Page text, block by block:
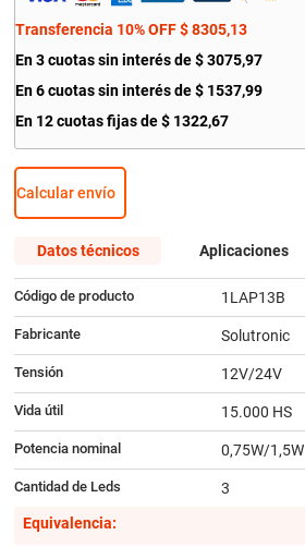
Transferencia 10% OFF $ 8305,13
En 3 cuotas sin interés de $ 3075,97
En 6 cuotas sin interés de$ 1537,99
En 12 cuotas fijas de $ 1322,67
Calcular envío
Datos técnicos Aplicaciones
Código de producto 1LAP13B
Fabricante Solutronic
Tensión 12V/24V
Vida útil 15.000 HS
Potencia nominal 0,75W/1,5W
Cantidad de Leds
3
Equivalencia: